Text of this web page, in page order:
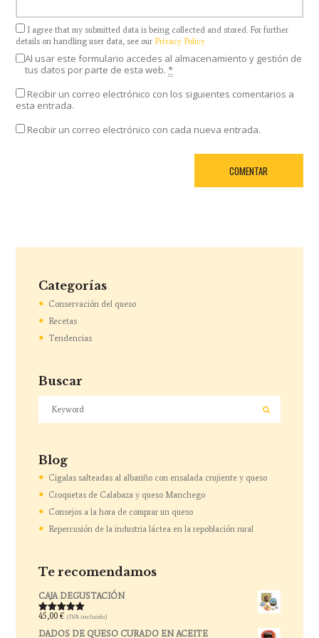
I agree that my submitted data is being collected and stored. For further
details on handling user data, see our Privacy Policy
Al usar este formulario accedes al almacenamiento y gestión de
tus datos por parte de esta web.*
Recibir un correo electrónico con los siguientes comentarios a
esta entrada.
Recibir un correo electrónico con cada nueva entrada.
Categorías
Conservación del queso
Recetas
Tendencias
Buscar
Blog
Cigalas salteadas al albariño con ensalada crujiente y queso
Croquetas de Calabaza y queso Manchego
Consejos a la hora de comprar un queso
Repercusión de la industria láctea en la repoblación rural
Te recomendamos
CAJA DEGUSTACIÓN
Valorado
5
45,00€ (IVA incluido)
DADOS DE QUESO CURADO EN ACEITE